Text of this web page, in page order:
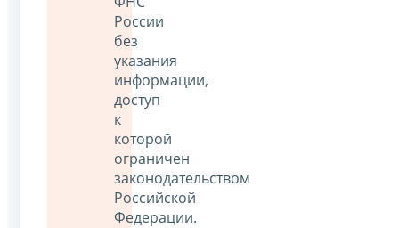
России
без
указания
информации,
доступ
к
которой
ограничен
законодательством
Российской
Федерации.